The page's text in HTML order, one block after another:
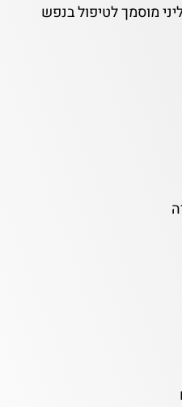
מוסמך לטיפול בנפש